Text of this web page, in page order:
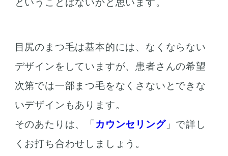
ということはないかと思います。
目尻のまつ毛は基本的には、なくならない
デザインをしていますが、患者さんの希望
次第では一部まつ毛をなくさないとできな
いデザインもあります。
そのあたりは、「 カウンセリング」で詳し
くお打ち合わせしましょう。